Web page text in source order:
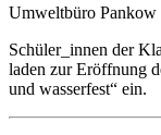
Umweltbüro Pankow
Schüler_innen der
laden zur Eröffnung
und wasserfest“ ein.